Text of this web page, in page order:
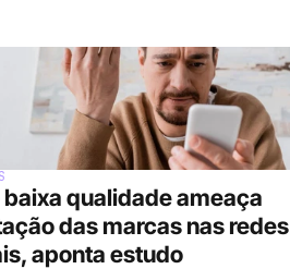
baixa qualidade ameaça
das marcas nas redes
aponta estudo